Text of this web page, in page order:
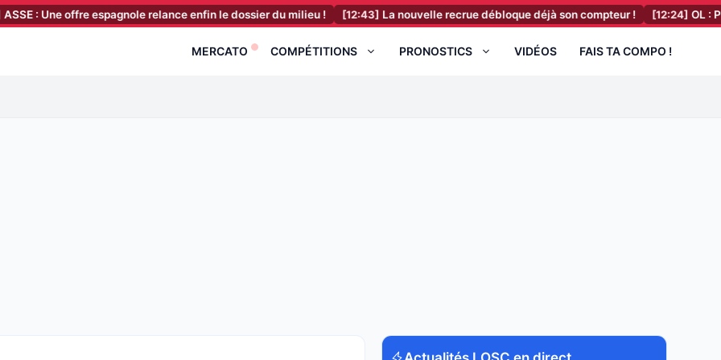
offre espagnole relance enfin le dossier du milieu ! [12:43] La nouvelle recrue débloque déjà son compteur ! [12:24] OL : Paralluelo
MERCATO COMPÉTITIONS PRONOSTICS VIDÉOS FAIS TA COMPO !